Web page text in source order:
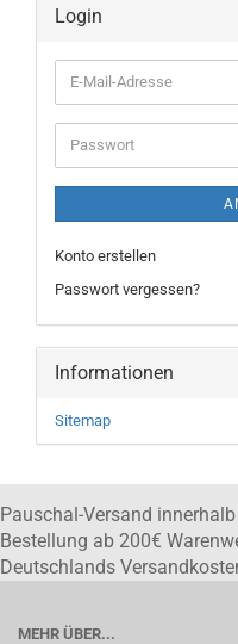
Login
E-
Mail-
Adresse
Passwort
Konto erstellen
Passwort vergessen?
Informationen
Sitemap
Pauschal-Versand
Bestellung ab 200€
Deutschlands
MEHR ÜBER...